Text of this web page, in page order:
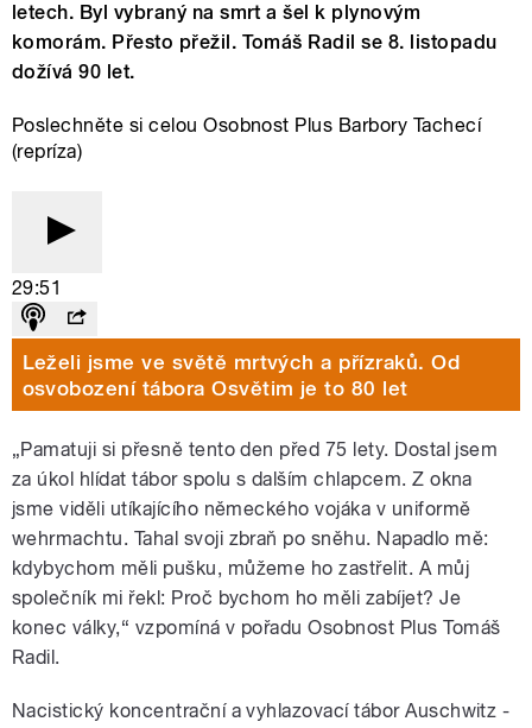
letech. Byl vybraný na smrt a šel k plynovým
komorám. Přesto přežil. Tomáš Radil se 8. listopadu
dožívá 90 let.
Poslechněte si celou Osobnost Plus Barbory Tachecí
(repríza)
29:51
Leželi jsme ve světě mrtvých a přízraků. Od
osvobození tábora Osvětim je to 80 let
„Pamatuji si přesně tento den před 75 lety. Dostal jsem
za úkol hlídat tábor spolu s dalším chlapcem. Z okna
jsme viděli utíkajícího německého vojáka v uniformě
wehrmachtu. Tahal svoji zbraň po sněhu. Napadlo mě:
kdybychom měli pušku, můžeme ho zastřelit. A můj
společník mi řekl: Proč bychom ho měli zabíjet? Je
konec války,“ vzpomíná v pořadu Osobnost Plus Tomáš
Radil.
Nacistický koncentrační a vyhlazovací tábor Auschwitz -